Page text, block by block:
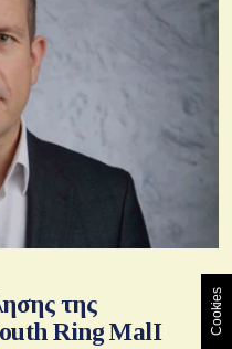
της
Ring MalI
Cookies